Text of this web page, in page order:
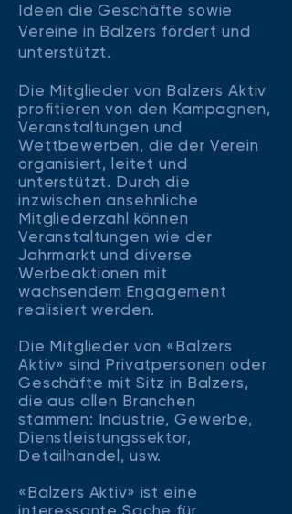
Ideen die Geschäfte sowie
Vereine in Balzers fördert und
unterstützt.
Die Mitglieder von Balzers Aktiv
profitieren von den Kampagnen,
Veranstaltungen und
Wettbewerben, die der Verein
organisiert, leitet und
unterstützt. Durch die
inzwischen ansehnliche
Mitgliederzahl können
Veranstaltungen wie der
Jahrmarkt und diverse
Werbeaktionen mit
wachsendem Engagement
realisiert werden.
Die Mitglieder von «Balzers
Aktiv» sind Privatpersonen oder
Geschäfte mit Sitz in Balzers,
die aus allen Branchen
stammen: Industrie, Gewerbe,
Dienstleistungssektor,
Detailhandel, usw.
«Balzers Aktiv» ist eine
interessante Sache für